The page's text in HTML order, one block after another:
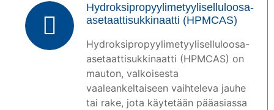
Hydroksipropyylimetyyliselluloosa-
asetaattisukkinaatti (HPMCAS)
Hydroksipropyylimetyyliselluloosa-
asetaattisukkinaatti (HPMCAS) on
mauton, valkoisesta
vaaleankeltaiseen vaihteleva jauhe
tai rake, jota käytetään pääasiassa